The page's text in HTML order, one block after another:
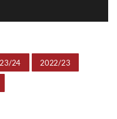
24 2022/23